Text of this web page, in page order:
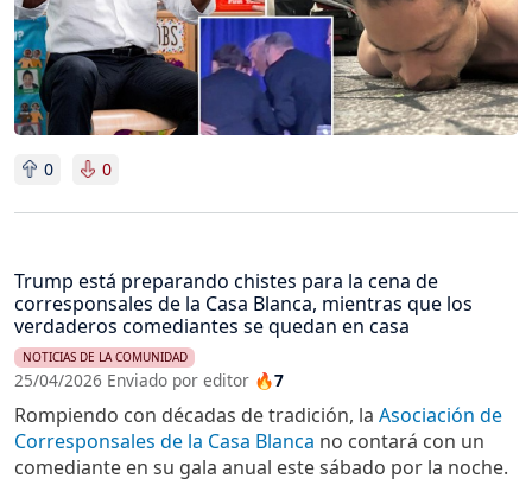
0 0
Trump está preparando chistes para la cena de
corresponsales de la Casa Blanca, mientras que los
verdaderos comediantes se quedan en casa
NOTICIAS DE LA COMUNIDAD
25/04/2026 Enviado por editor 🔥7
Rompiendo con décadas de tradición, la Asociación de
Corresponsales de la Casa Blanca no contará con un
comediante en su gala anual este sábado por la noche.